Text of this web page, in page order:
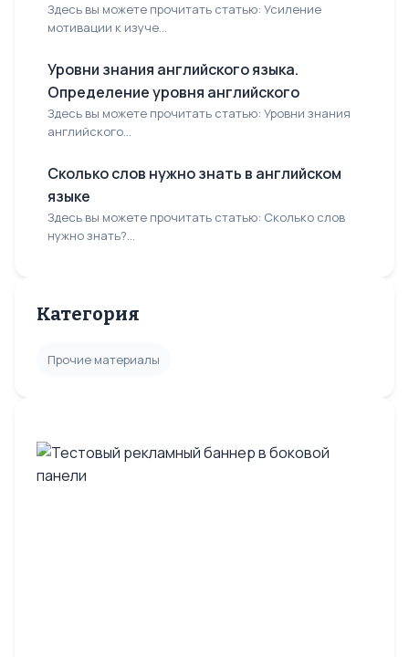
Здесь вы можете прочитать статью: Усиление
мотивации к изуче...
Уровни знания английского языка.
Определение уровня английского
Здесь вы можете прочитать статью: Уровни знания
английского...
Сколько слов нужно знать в английском
языке
Здесь вы можете прочитать статью: Сколько слов
нужно знать?...
Категория
Прочие материалы